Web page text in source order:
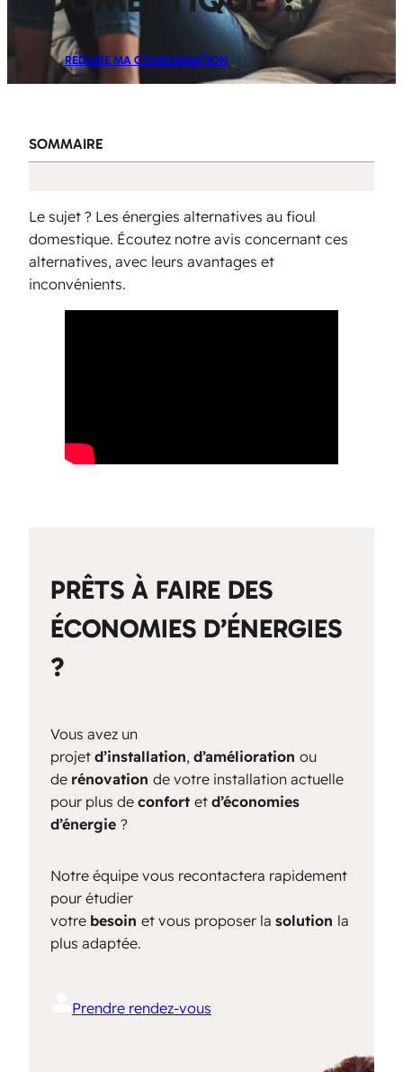
RÉDUIRE MA CONSOMMATION
SOMMAIRE
Le sujet ? Les énergies alternatives au fioul
domestique. Écoutez notre avis concernant ces
alternatives, avec leurs avantages et
inconvénients.
PRÊTS À FAIRE DES
ÉCONOMIES D’ÉNERGIES
?
Vous avez un
projet d’installation, d’amélioration ou
de rénovation de votre installation actuelle
pour plus de confort et d’économies
d’énergie ?
Notre équipe vous recontactera rapidement
pour étudier
votre besoin et vous proposer la solution la
plus adaptée.
Prendre rendez-vous